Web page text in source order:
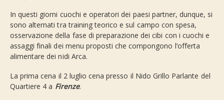
In questi giorni cuochi e operatori dei paesi partner, dunque, si
sono alternati tra training teorico e sul campo con spesa,
osservazione della fase di preparazione dei cibi con i cuochi e
assaggi finali dei menu proposti che compongono l’offerta
alimentare dei nidi Arca.
La prima cena il 2 luglio cena presso il Nido Grillo Parlante del
Quartiere 4 a Firenze.